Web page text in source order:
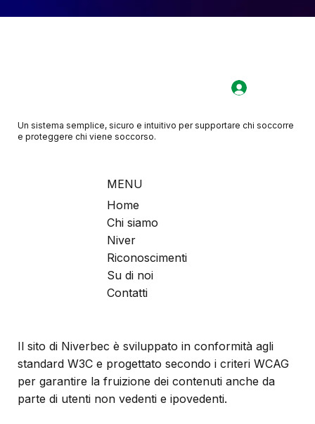
Un sistema semplice, sicuro e intuitivo per supportare chi soccorre
e proteggere chi viene soccorso.
MENU
Home
Chi siamo
Niver
Riconoscimenti
Su di noi
Contatti
Il sito di Niverbec è sviluppato in conformità agli
standard W3C e progettato secondo i criteri WCAG
per garantire la fruizione dei contenuti anche da
parte di utenti non vedenti e ipovedenti.